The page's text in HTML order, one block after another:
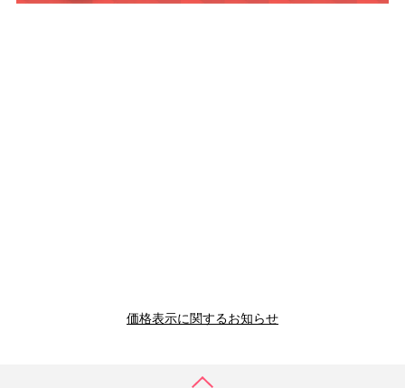
価格表示に関するお知らせ